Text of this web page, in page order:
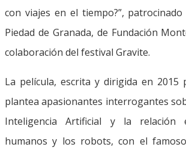
con viajes en el tiempo?”,
Piedad de Granada, de Fundación
colaboración del festival Gravite.
La película, escrita y dirigida en 2015
plantea apasionantes interrogantes
Inteligencia Artificial y la relación
humanos y los robots, con el